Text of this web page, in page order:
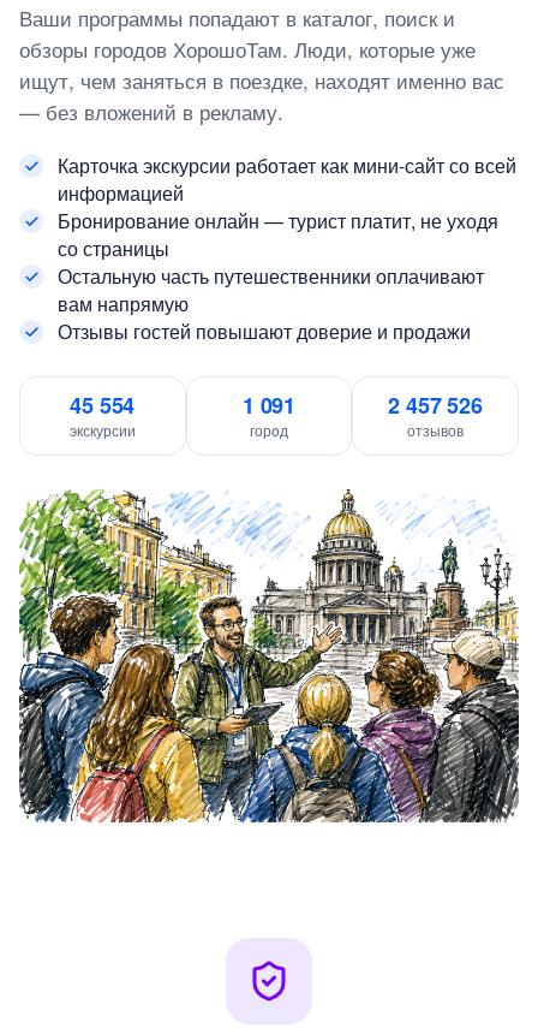
Ваши программы попадают в каталог, поиск и
обзоры городов ХорошоТам. Люди, которые уже
ищут, чем заняться в поездке, находят именно вас
— без вложений в рекламу.
Карточка экскурсии работает как мини-сайт со всей
информацией
Бронирование онлайн — турист платит, не уходя
со страницы
Остальную часть путешественники оплачивают
вам напрямую
Отзывы гостей повышают доверие и продажи
45 554
экскурсии
1 091
город
2 457 526
отзывов